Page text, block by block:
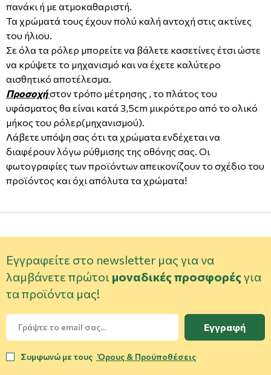
πανάκι ή με ατμοκαθαριστή.
Τα χρώματά τους έχουν πολύ καλή αντοχή στις ακτίνες
του ήλιου.
Σε όλα τα ρόλερ μπορείτε να βάλετε κασετίνες έτσι ώστε
να κρύψετε το μηχανισμό και να έχετε καλύτερο
αισθητικό αποτέλεσμα.
Προσοχήστον τρόπο μέτρησης , το πλάτος του
υφάσματος θα είναι κατά 3,5cm μικρότερο από το ολικό
μήκος του ρόλερ(μηχανισμού).
Λάβετε υπόψη σας ότι τα χρώματα ενδέχεται να
διαφέρουν λόγω ρύθμισης της οθόνης σας. Οι
φωτογραφίες των προϊόντων απεικονίζουν το σχέδιο του
προϊόντος και όχι απόλυτα τα χρώματα!
Εγγραφείτε στο newsletter μας για να
λαμβάνετε πρώτοι μοναδικές προσφορές για
τα προϊόντα μας!
Εγγραφή
Συμφωνώ με τους Όρους & Προϋποθέσεις